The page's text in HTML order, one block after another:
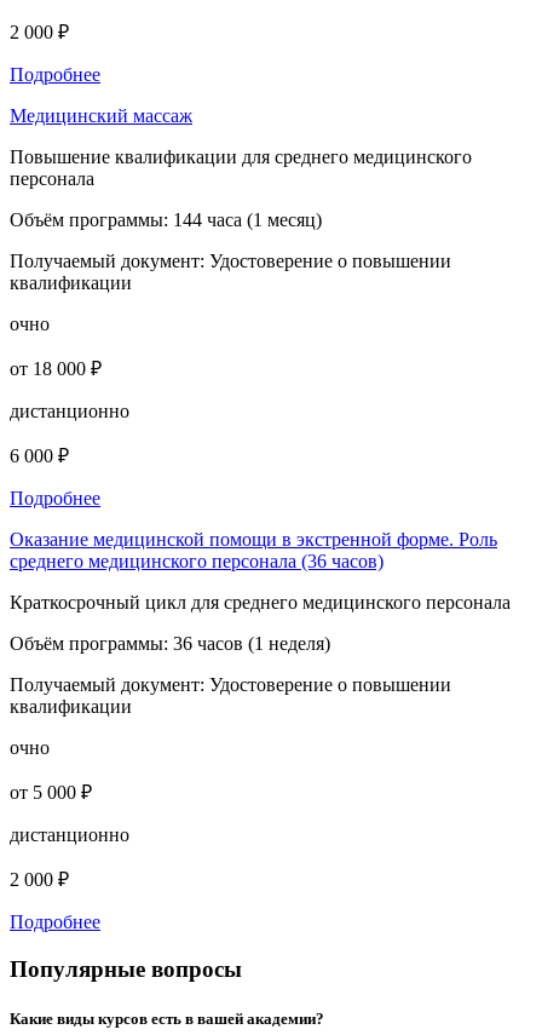
2 000 ₽
Подробнее
Медицинский массаж
Повышение квалификации для среднего медицинского
персонала
Объём программы: 144 часа (1 месяц)
Получаемый документ: Удостоверение о повышении
квалификации
очно
от 18 000 ₽
дистанционно
6 000 ₽
Подробнее
Оказание медицинской помощи в экстренной форме. Роль
среднего медицинского персонала (36 часов)
Краткосрочный цикл для среднего медицинского персонала
Объём программы: 36 часов (1 неделя)
Получаемый документ: Удостоверение о повышении
квалификации
очно
от 5 000 ₽
дистанционно
2 000 ₽
Подробнее
Популярные вопросы
Какие виды курсов есть в вашей академии?